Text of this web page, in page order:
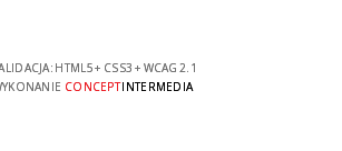
HTML5+ CSS3 + WCAG 2.1
CONCEPTINTERMEDIA